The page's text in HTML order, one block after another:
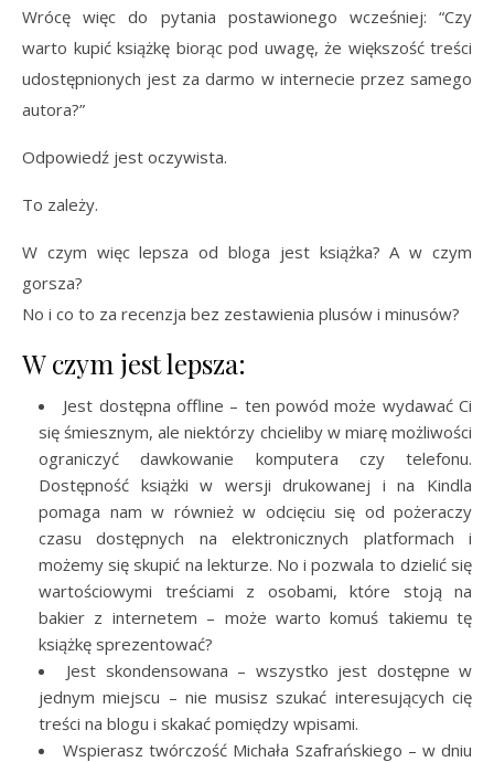
Wrócę więc do pytania postawionego wcześniej: “Czy
warto kupić książkę biorąc pod uwagę, że większość treści
udostępnionych jest za darmo w internecie przez samego
autora?”
Odpowiedź jest oczywista.
To zależy.
W czym więc lepsza od bloga jest książka? A w czym
gorsza?
No i co to za recenzja bez zestawienia plusów i minusów?
W czym jest lepsza:
Jest dostępna offline – ten powód może wydawać Ci
się śmiesznym, ale niektórzy chcieliby w miarę możliwości
ograniczyć dawkowanie komputera czy telefonu.
Dostępność książki w wersji drukowanej i na Kindla
pomaga nam w również w odcięciu się od pożeraczy
czasu dostępnych na elektronicznych platformach i
możemy się skupić na lekturze. No i pozwala to dzielić się
wartościowymi treściami z osobami, które stoją na
bakier z internetem – może warto komuś takiemu tę
książkę sprezentować?
Jest skondensowana – wszystko jest dostępne w
jednym miejscu – nie musisz szukać interesujących cię
treści na blogu i skakać pomiędzy wpisami.
Wspierasz twórczość Michała Szafrańskiego – w dniu